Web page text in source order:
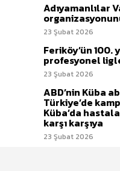
Adıyamanlılar
23 Şubat 2026
Feriköy’ün 100.
profesyonel
23 Şubat 2026
ABD’nin Küba
Türkiye’de
Küba’da
karşı karşıya
23 Şubat 2026